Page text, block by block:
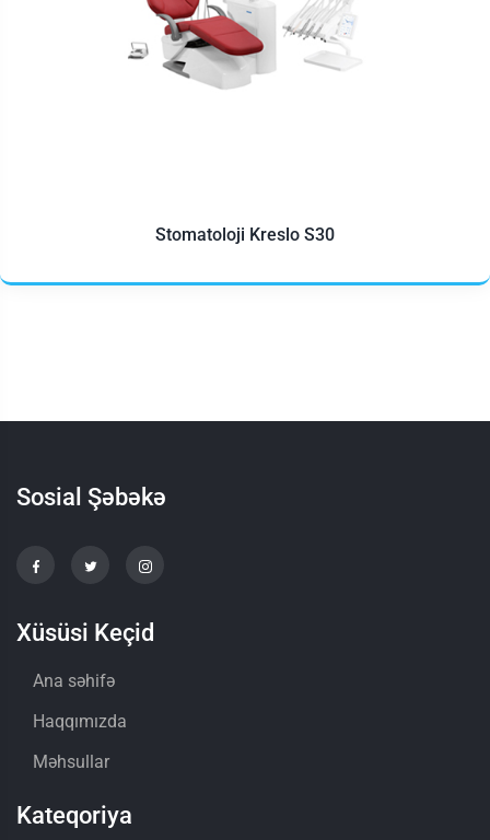
Stomatoloji Kreslo S30
Sosial Şəbəkə
Xüsüsi Keçid
Ana səhifə
Haqqımızda
Məhsullar
Kateqoriya